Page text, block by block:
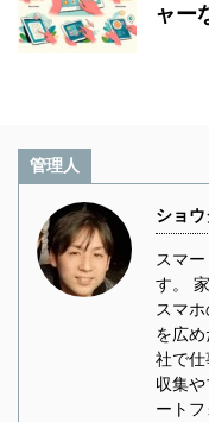
ャー
管理人
ショウ
スマ
す。
スマ
を広
社で
収集
ート